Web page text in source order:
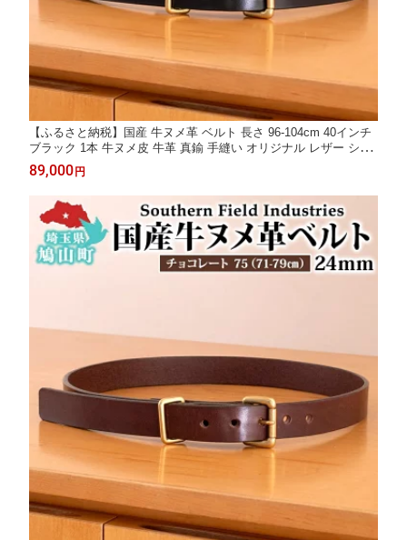
【ふるさと納税】国産 牛ヌメ革 ベルト 長さ 96-104cm 40インチ
ブラック 1本 牛ヌメ皮 牛革 真鍮 手縫い オリジナル レザー シン
プル ハンドメイド 日本製 ギフト 贈り物 送料無料 埼玉県 鳩山町
89,000 円